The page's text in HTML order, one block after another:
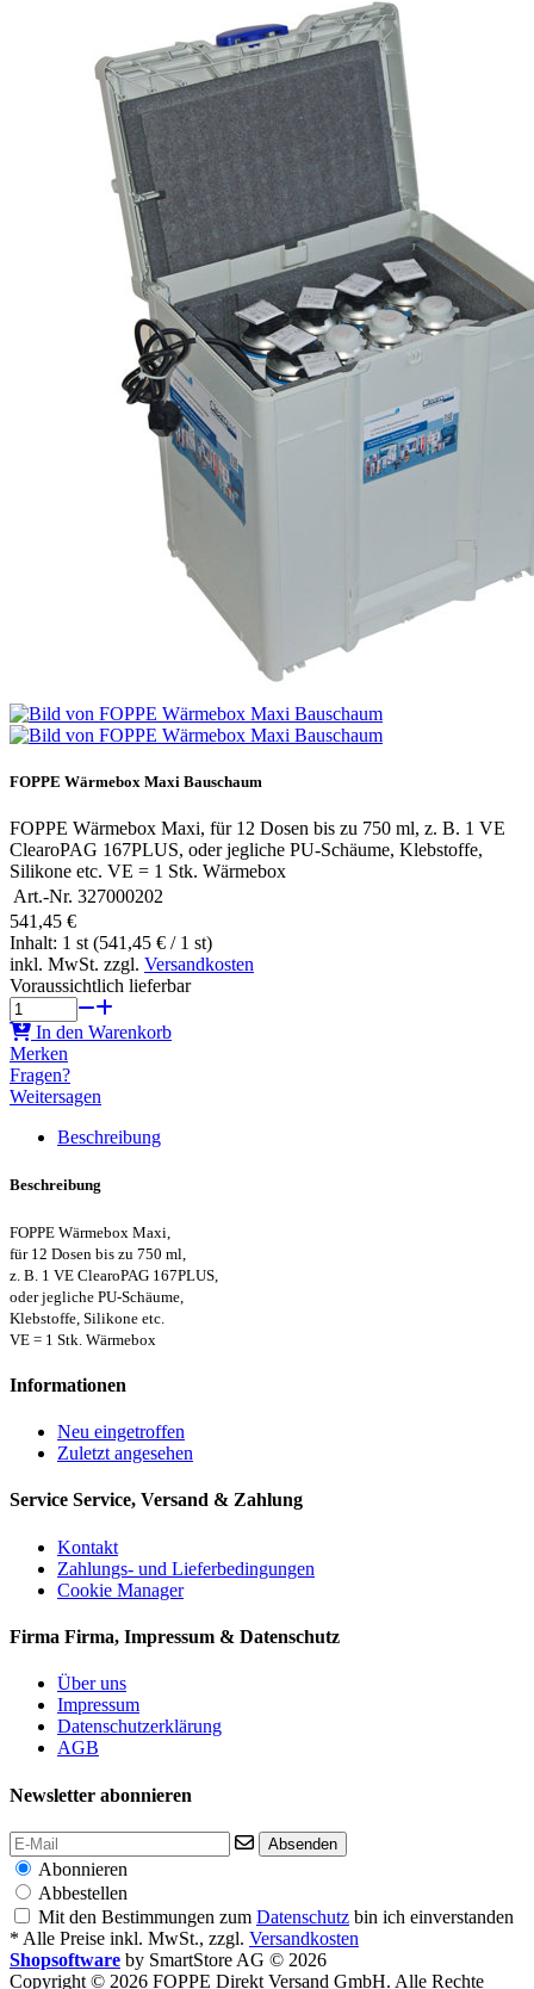
FOPPE Wärmebox Maxi Bauschaum
FOPPE Wärmebox Maxi, für 12 Dosen bis zu 750 ml, z. B. 1 VE
ClearoPAG 167PLUS, oder jegliche PU-Schäume, Klebstoffe,
Silikone etc. VE = 1 Stk. Wärmebox
Art.-Nr. 327000202
541,45 €
Inhalt: 1 st (541,45 € / 1 st)
inkl. MwSt. zzgl. Versandkosten
Voraussichtlich lieferbar
In den Warenkorb
Merken
Fragen?
Weitersagen
Beschreibung
Beschreibung
FOPPE Wärmebox Maxi,
für 12 Dosen bis zu 750 ml,
z. B. 1 VE ClearoPAG 167PLUS,
oder jegliche PU-Schäume,
Klebstoffe, Silikone etc.
VE = 1 Stk. Wärmebox
Informationen
Neu eingetroffen
Zuletzt angesehen
Service Service, Versand & Zahlung
Kontakt
Zahlungs- und Lieferbedingungen
Cookie Manager
Firma Firma, Impressum & Datenschutz
Über uns
Impressum
Datenschutzerklärung
AGB
Newsletter abonnieren
Absenden
Abonnieren
Abbestellen
Mit den Bestimmungen zum Datenschutz bin ich einverstanden
* Alle Preise inkl. MwSt., zzgl. Versandkosten
Shopsoftware by SmartStore AG © 2026
Copyright © 2026 FOPPE Direkt Versand GmbH. Alle Rechte